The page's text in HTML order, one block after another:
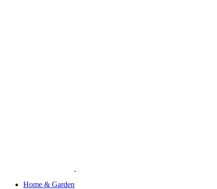
Home & Garden